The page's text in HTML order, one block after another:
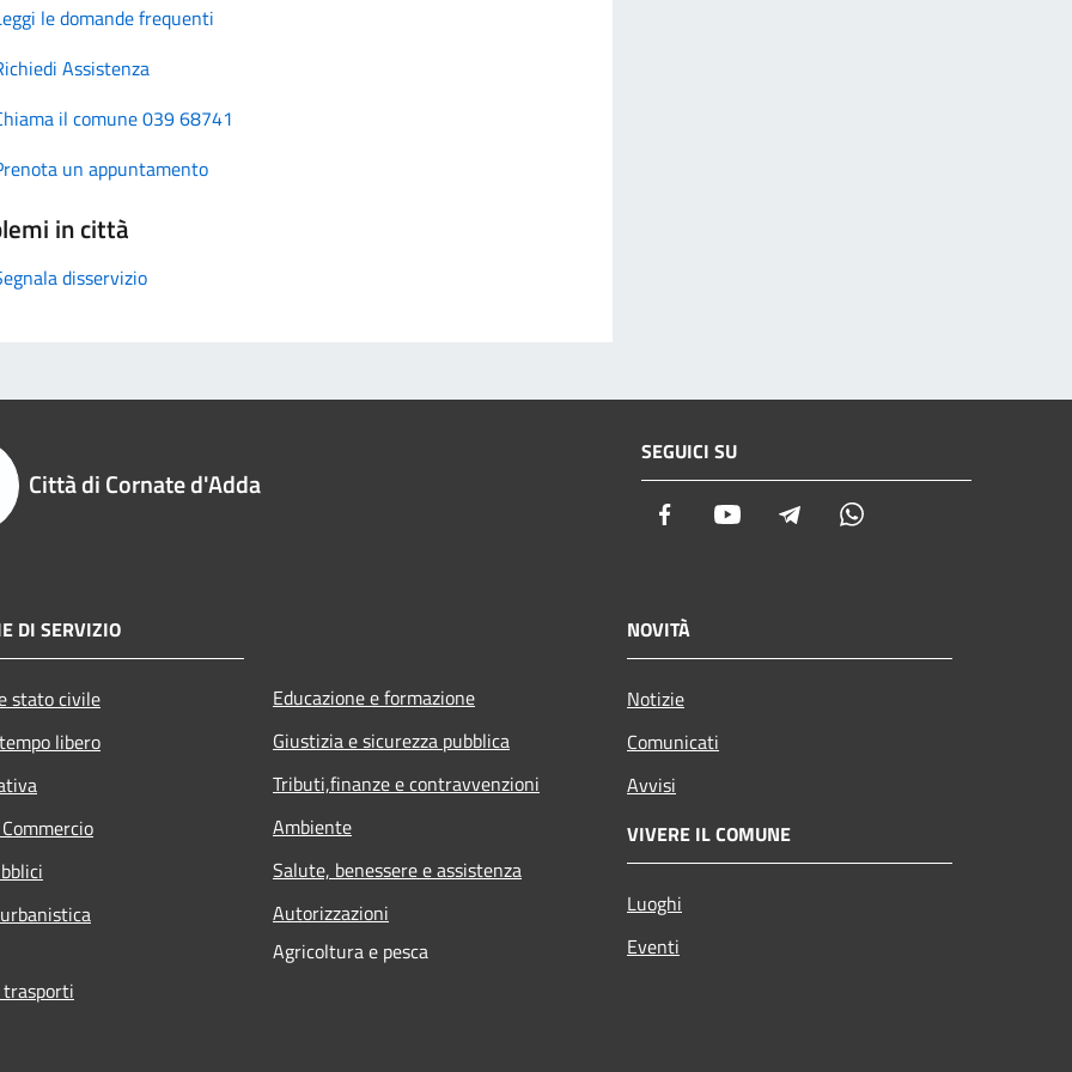
le domande frequenti
Assistenza
il comune 039 68741
un appuntamento
in città
disservizio
Città di Cornate d'Adda
SEGUICI SU
Facebook Youtube Telegram
DI SERVIZIO
stato civile
libero
Educazione e formazione
Giustizia e sicurezza pubblica
Tributi,finanze e contravvenzioni
Ambiente
Salute, benessere e assistenza
Autorizzazioni
Agricoltura e pesca
NOVITÀ
Notizie
Comunicati
Avvisi
VIVERE IL COMUNE
Luoghi
Eventi